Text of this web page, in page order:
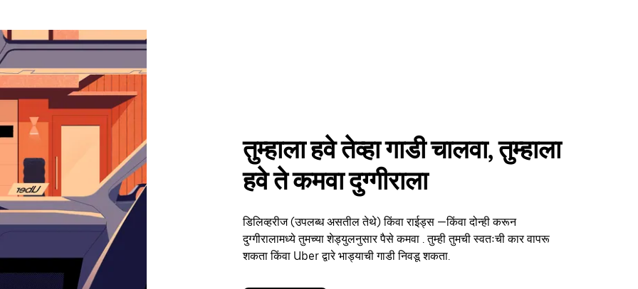
तुम्हाला हवे तेव्हा गाडी चालवा, तुम्हाला
हवे ते कमवा दुग्गीराला
डिलिव्हरीज (उपलब्ध असतील तेथे) किंवा राईड्स —किंवा दोन्ही करून
दुग्गीरालामध्ये तुमच्या शेड्युलनुसार पैसे कमवा . तुम्ही तुमची स्वतःची कार वापरू
शकता किंवा Uber द्वारे भाड्याची गाडी निवडू शकता.